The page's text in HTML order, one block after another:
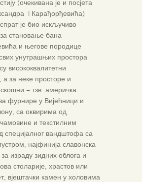
(очекивана је и посјета
I Карађорђевића)
је био искључиво
становање бана
и његове породице
унутрашњих простора
висококвалитетни
а за неке просторе и
– тзв. америчка
фурнире у Вијећници и
са оквирима од
и текстилним
специјалног вандштофа са
најфинија славонска
израду зидних облога и
столарије, храстов или
вјештачки камен у холовима